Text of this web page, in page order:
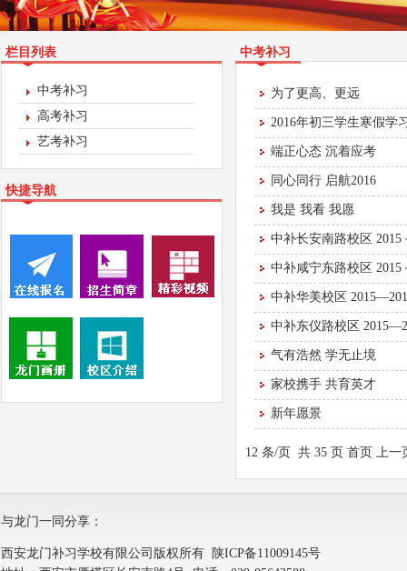
栏目列表
中考补习
高考补习
艺考补习
快捷导航
中考补习
为了更高、更远
2016年初三学生寒假学
端正心态 沉着应考
同心同行 启航2016
我是 我看 我愿
中补长安南路校区
中补咸宁东路校区
中补华美校区
中补东仪路校区
气有浩然 学无止境
家校携手 共育英才
新年愿景
12 条/页 共 35 页 首页 上一
与龙门一同分享：
西安龙门补习学校有限公司版权所有
陕ICP备11009145号